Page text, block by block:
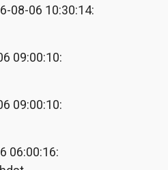
08-06 10:30:14:
09:00:10:
09:00:10:
06:00:16: